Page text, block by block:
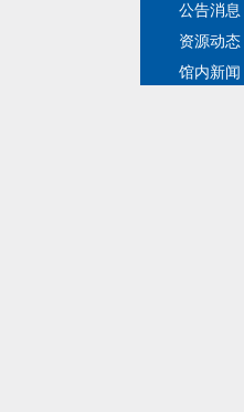
公告消息
资源动态
馆内新闻